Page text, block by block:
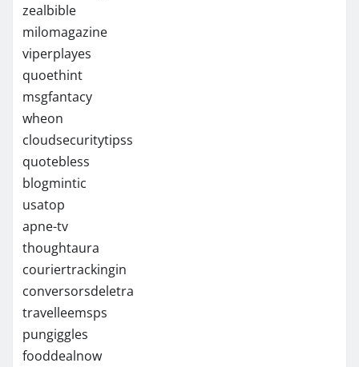
zealbible
milomagazine
viperplayes
quoethint
msgfantacy
wheon
cloudsecuritytipss
quotebless
blogmintic
usatop
apne-tv
thoughtaura
couriertrackingin
conversorsdeletra
travelleemsps
pungiggles
fooddealnow